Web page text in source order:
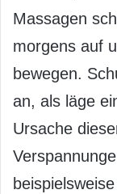
Massagen
morgens auf
bewegen.
an, als läge
Ursache